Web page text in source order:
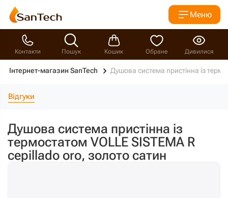
Меню
Контакти Пошук Кошик Обране Дивилися
Інтернет-магазин SanTech Душова система пристінна із
Відгуки
Душова система пристінна із
термостатом VOLLE SISTEMA R
cepillado oro, золото сатин